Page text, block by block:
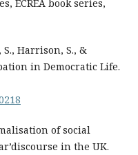
ECREA book series,
Harrison, S., &
in Democratic Life.
of social
in the UK.